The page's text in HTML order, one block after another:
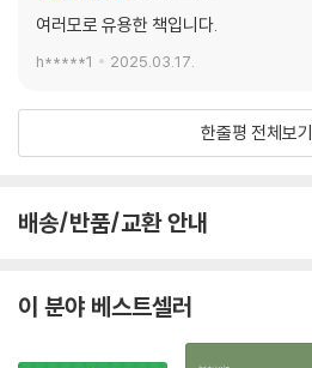
연습문제 122
1 뼈대근육(skeletal muscle) 136
2 민무늬근육(smooth muscle) 136
Ⅱ. 뼈대근육의 구조 137
1 근육세포(muscle cell) 137
여러모로 유용한 책입니다.
h*****1 2025.03.17.
한줄평 전체보기
배송/반품/교환 안내
이 분야 베스트셀러